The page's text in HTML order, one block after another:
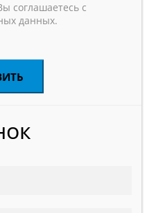
соглашаетесь с
данных.